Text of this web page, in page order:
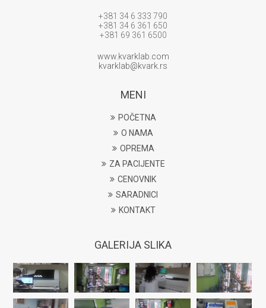
+381 34 6 333 790
+381 34 6 361 650
+381 69 361 6500
www.kvarklab.com
kvarklab@kvark.rs
MENI
POČETNA
O NAMA
OPREMA
ZA PACIJENTE
CENOVNIK
SARADNICI
KONTAKT
GALERIJA SLIKA